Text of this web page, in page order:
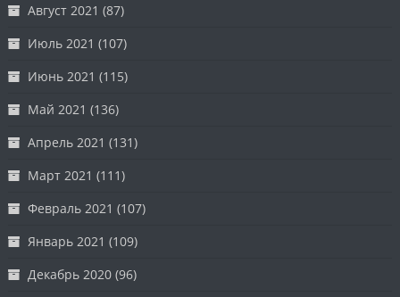
Август 2021 (87)
Июль 2021 (107)
Июнь 2021 (115)
Май 2021 (136)
Апрель 2021 (131)
Март 2021 (111)
Февраль 2021 (107)
Январь 2021 (109)
Декабрь 2020 (96)